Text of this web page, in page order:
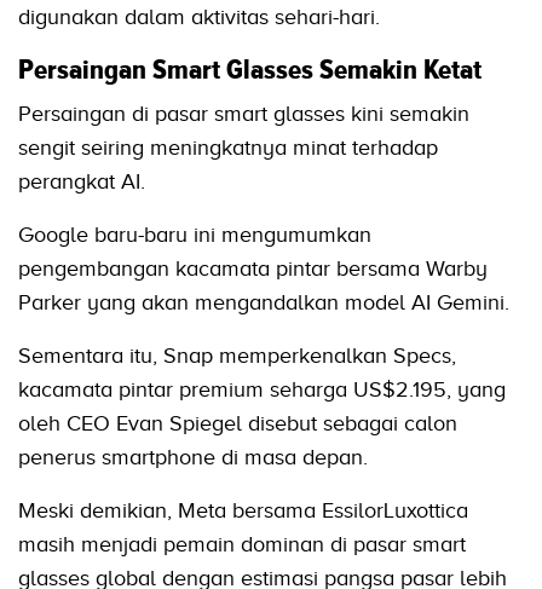
digunakan dalam aktivitas sehari-hari.
Persaingan Smart Glasses Semakin Ketat
Persaingan di pasar smart glasses kini semakin
sengit seiring meningkatnya minat terhadap
perangkat AI.
Google baru-baru ini mengumumkan
pengembangan kacamata pintar bersama Warby
Parker yang akan mengandalkan model AI Gemini.
Sementara itu, Snap memperkenalkan Specs,
kacamata pintar premium seharga US$2.195, yang
oleh CEO Evan Spiegel disebut sebagai calon
penerus smartphone di masa depan.
Meski demikian, Meta bersama EssilorLuxottica
masih menjadi pemain dominan di pasar smart
glasses global dengan estimasi pangsa pasar lebih